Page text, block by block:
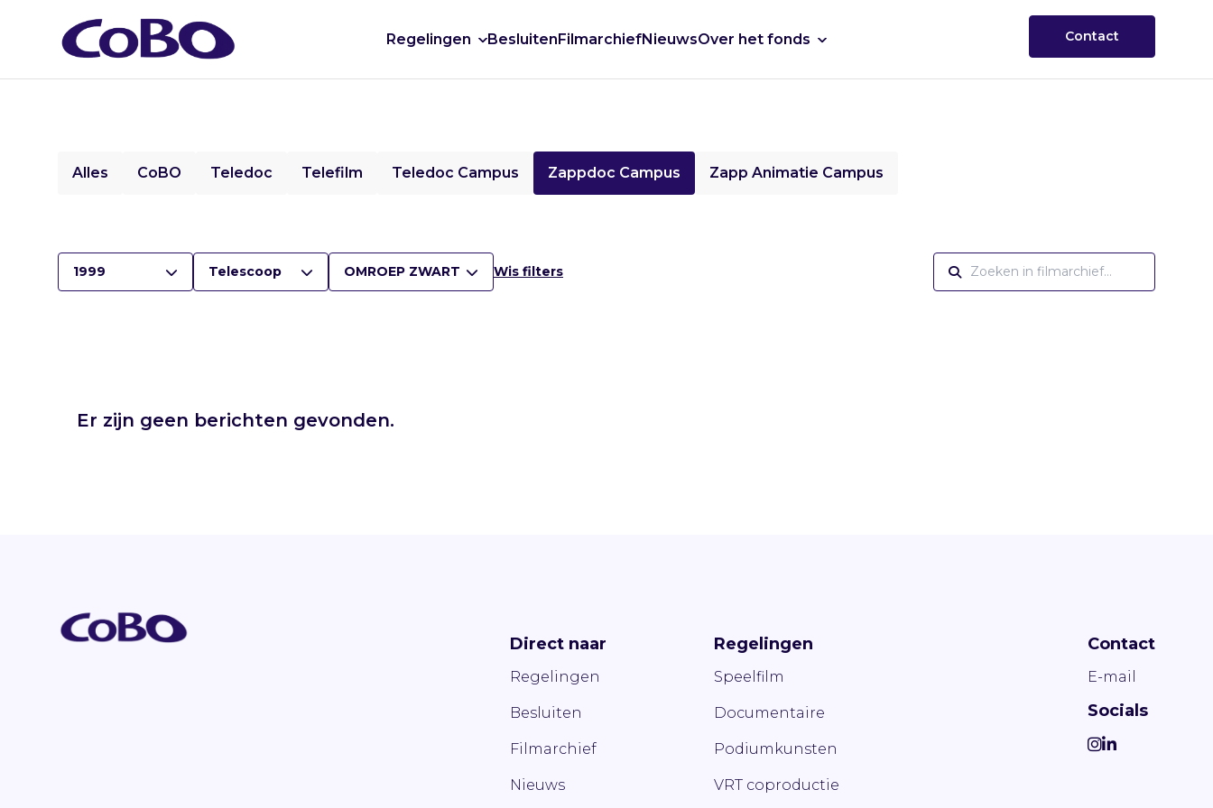
Regelingen BesluitenFilmarchiefNieuwsOver het fonds Contact
Alles CoBO Teledoc Telefilm Teledoc Campus Zappdoc Campus Zapp Animatie Campus
1999 Telescoop OMROEP ZWART Wis filters
Er zijn geen berichten gevonden.
Direct naar
Regelingen
Besluiten
Filmarchief
Nieuws
Regelingen
Speelfilm
Documentaire
Podiumkunsten
VRT coproductie
Contact
E-mail
Socials